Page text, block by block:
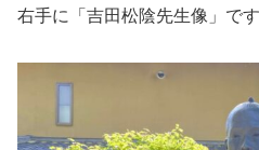
右手に「吉田松陰先生像」です